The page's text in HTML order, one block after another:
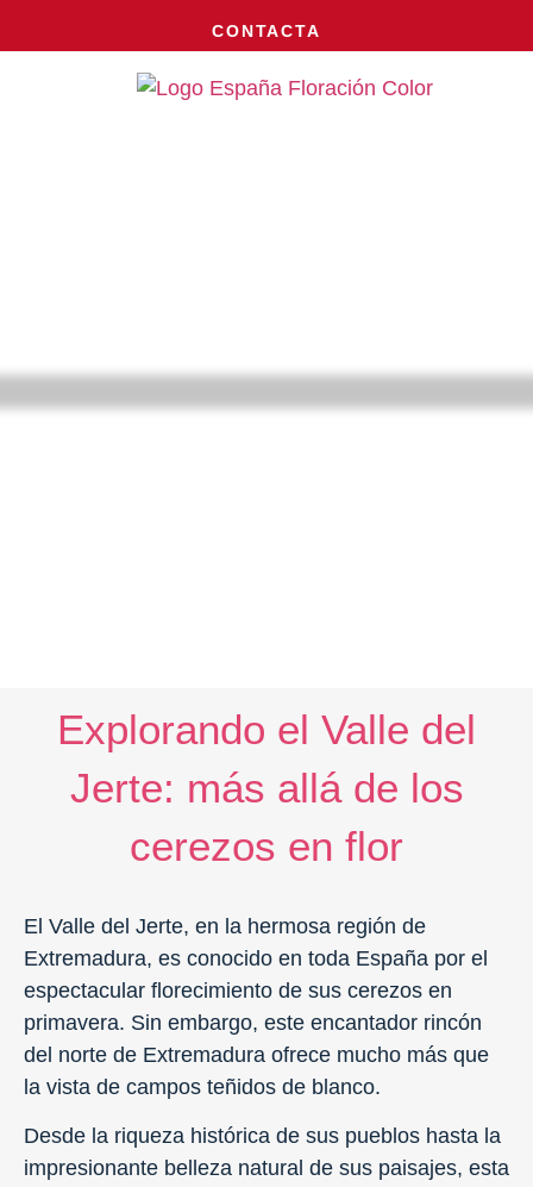
CONTACTA
Explorando el Valle del
Jerte: más allá de los
cerezos en flor
El Valle del Jerte, en la hermosa región de
Extremadura, es conocido en toda España por el
espectacular florecimiento de sus cerezos en
primavera. Sin embargo, este encantador rincón
del norte de Extremadura ofrece mucho más que
la vista de campos teñidos de blanco.
Desde la riqueza histórica de sus pueblos hasta la
impresionante belleza natural de sus paisajes, esta